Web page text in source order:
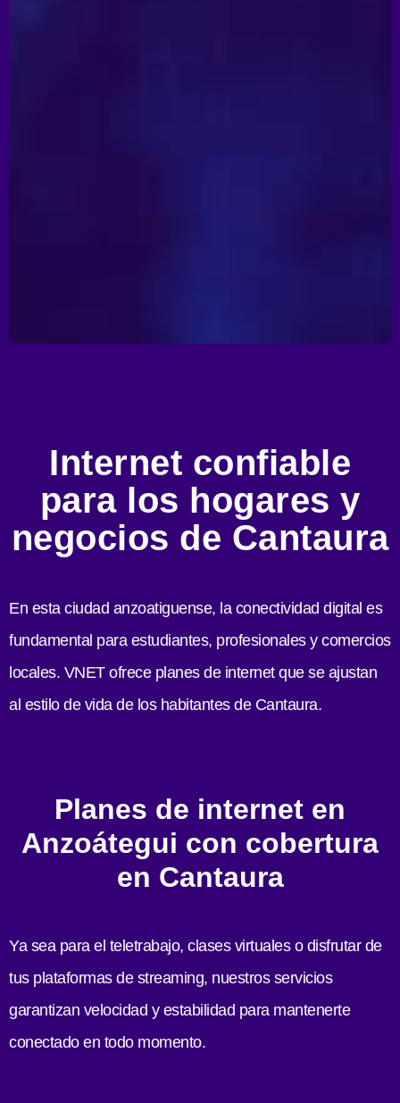
Internet confiable
para los hogares y
negocios de Cantaura
En esta ciudad anzoatiguense, la conectividad digital es
fundamental para estudiantes, profesionales y comercios
locales. VNET ofrece planes de internet que se ajustan
al estilo de vida de los habitantes de Cantaura.
Planes de internet en
Anzoátegui con cobertura
en Cantaura
Ya sea para el teletrabajo, clases virtuales o disfrutar de
tus plataformas de streaming, nuestros servicios
garantizan velocidad y estabilidad para mantenerte
conectado en todo momento.